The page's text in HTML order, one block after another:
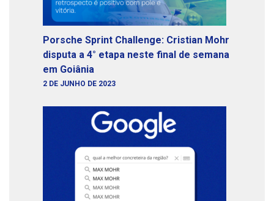
Porsche Sprint Challenge: Cristian Mohr
disputa a 4° etapa neste final de semana
em Goiânia
2 DE JUNHO DE 2023